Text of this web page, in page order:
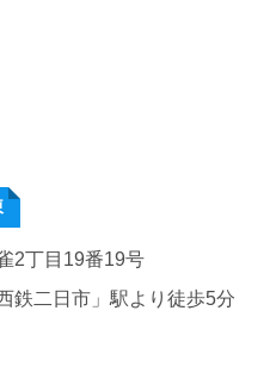
2丁目19番19号
鉄二日市」駅より徒歩5分